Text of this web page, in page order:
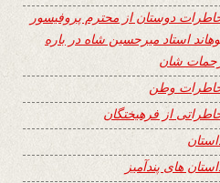
دوستان از محترم پروفیسور
استاد میرحسین شاه در باره
شان
وطن
از فرهیختگان
های پندآمیز